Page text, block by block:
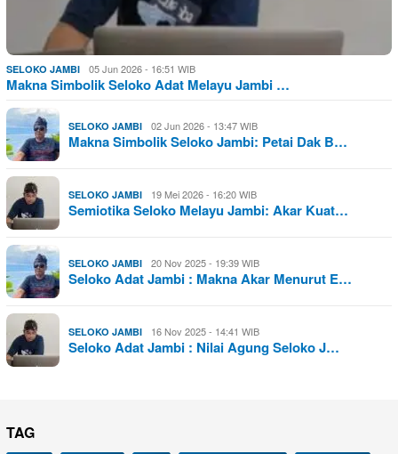
SELOKO JAMBI 05 Jun 2026 - 16:51 WIB
Makna Simbolik Seloko Adat Melayu Jambi …
SELOKO JAMBI 02 Jun 2026 - 13:47 WIB
Makna Simbolik Seloko Jambi: Petai Dak B…
SELOKO JAMBI 19 Mei 2026 - 16:20 WIB
Semiotika Seloko Melayu Jambi: Akar Kuat…
SELOKO JAMBI 20 Nov 2025 - 19:39 WIB
Seloko Adat Jambi : Makna Akar Menurut E…
SELOKO JAMBI 16 Nov 2025 - 14:41 WIB
Seloko Adat Jambi : Nilai Agung Seloko J…
TAG